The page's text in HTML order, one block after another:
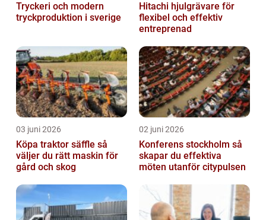
Tryckeri och modern
tryckproduktion i sverige
Hitachi hjulgrävare för
flexibel och effektiv
entreprenad
03 juni 2026
Köpa traktor säffle så
väljer du rätt maskin för
gård och skog
02 juni 2026
Konferens stockholm så
skapar du effektiva
möten utanför citypulsen